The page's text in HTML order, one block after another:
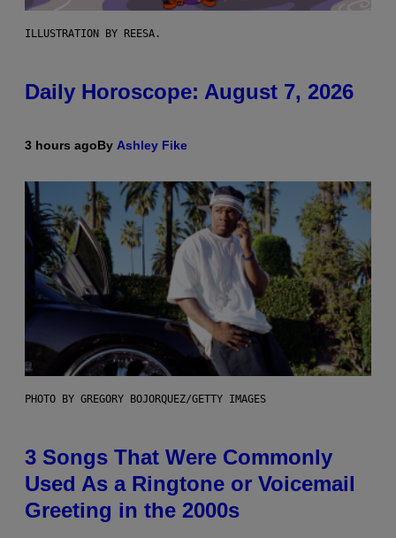
ILLUSTRATION BY REESA.
Daily Horoscope: August 7, 2026
3 hours agoBy Ashley Fike
PHOTO BY GREGORY BOJORQUEZ/GETTY IMAGES
3 Songs That Were Commonly
Used As a Ringtone or Voicemail
Greeting in the 2000s